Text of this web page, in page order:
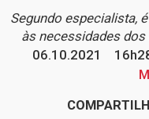
Segundo especialista,
às necessidades
06.10.2021